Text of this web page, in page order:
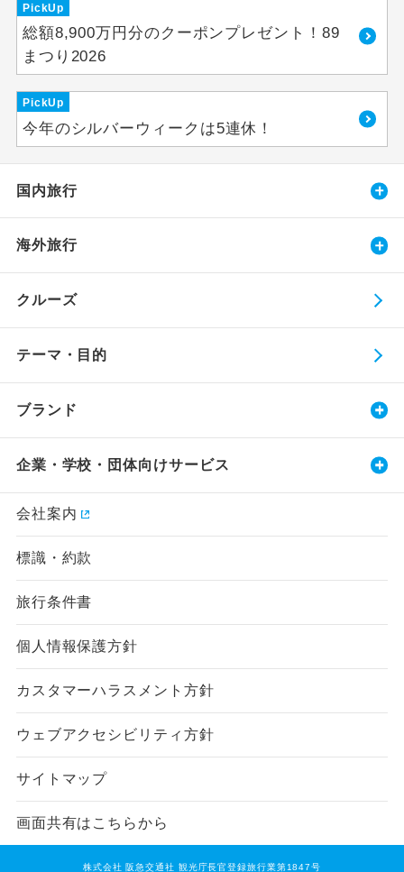
PickUp
総額8,900万円分のクーポンプレゼント！89
まつり2026
PickUp
今年のシルバーウィークは5連休！
国内旅行
海外旅行
クルーズ
テーマ・目的
ブランド
企業・学校・団体向けサービス
会社案内
標識・約款
旅行条件書
個人情報保護方針
カスタマーハラスメント方針
ウェブアクセシビリティ方針
サイトマップ
画面共有はこちらから
株式会社 阪急交通社 観光庁長官登録旅行業第1847号